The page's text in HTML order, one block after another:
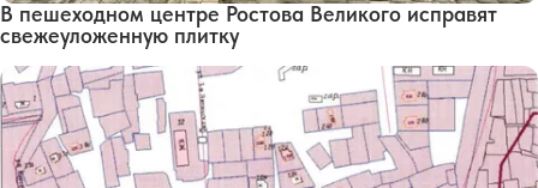
В пешеходном центре Ростова Великого исправят
свежеуложенную плитку